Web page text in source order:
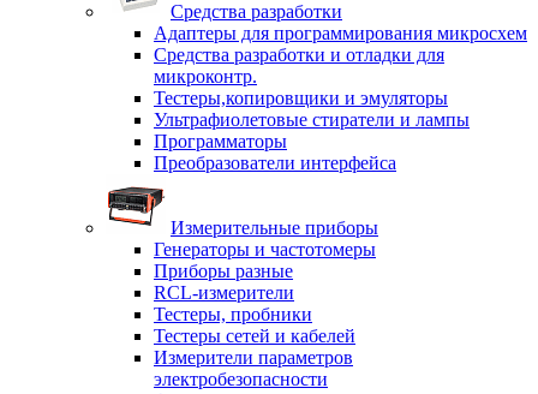
Средства разработки
Адаптеры для программирования микросхем
Средства разработки и отладки для
микроконтр.
Тестеры,копировщики и эмуляторы
Ультрафиолетовые стиратели и лампы
Программаторы
Преобразователи интерфейса
Измерительные приборы
Генераторы и частотомеры
Приборы разные
RCL-измерители
Тестеры, пробники
Тестеры сетей и кабелей
Измерители параметров
электробезопасности